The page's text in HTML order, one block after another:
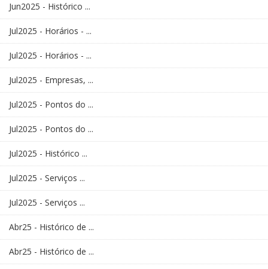
Jun2025 - Histórico ...
Jul2025 - Horários - ...
Jul2025 - Horários - ...
Jul2025 - Empresas, ...
Jul2025 - Pontos do ...
Jul2025 - Pontos do ...
Jul2025 - Histórico ...
Jul2025 - Serviços ...
Jul2025 - Serviços ...
Abr25 - Histórico de ...
Abr25 - Histórico de ...